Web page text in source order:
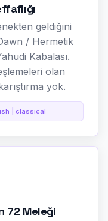
geldiğini
/ Hermetik
Kabalası.
olan
yok.
| classical
72 Meleği